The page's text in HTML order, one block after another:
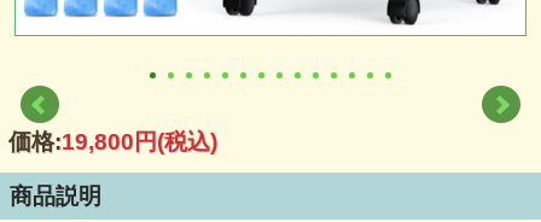
価格:19,800円(税込)
商品説明